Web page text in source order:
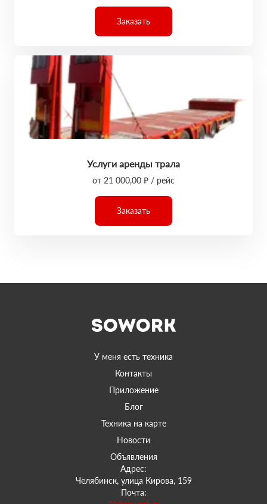
Заказать
Услуги аренды трала
от 21 000,00 ₽ / рейс
Заказать
У меня есть техника
Контакты
Приложение
Блог
Техника на карте
Новости
Объявления
Адрес:
Челябинск, улица Кирова, 159
Почта: